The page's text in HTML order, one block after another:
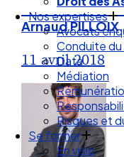
Nos expertises
Avocats
Conduite
Data
Médiation
Risques et
Se former
En visio
Arnaud PILLOIX
11 avril 2018